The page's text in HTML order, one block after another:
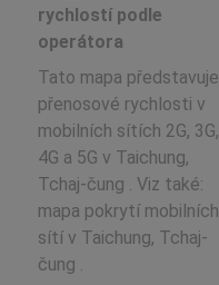
rychlostí podle
operátora
Tato mapa představuje
přenosové rychlosti v
mobilních sítích 2G, 3G,
4G a 5G v Taichung,
Tchaj-čung . Viz také:
mapa pokrytí mobilních
sítí v Taichung, Tchaj-
čung .